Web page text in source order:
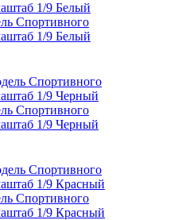
Спортивного
1/9 Белый
Спортивного
1/9 Черный
Спортивного
1/9 Красный